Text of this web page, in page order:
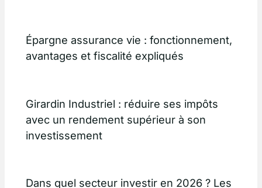
Épargne assurance vie : fonctionnement,
avantages et fiscalité expliqués
Girardin Industriel : réduire ses impôts
avec un rendement supérieur à son
investissement
Dans quel secteur investir en 2026 ? Les